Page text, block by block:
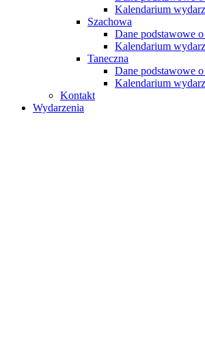
Kalendarium
Szachowa
Dane podstawowe
Kalendarium
Taneczna
Dane podstawowe
Kalendarium
Kontakt
Wydarzenia